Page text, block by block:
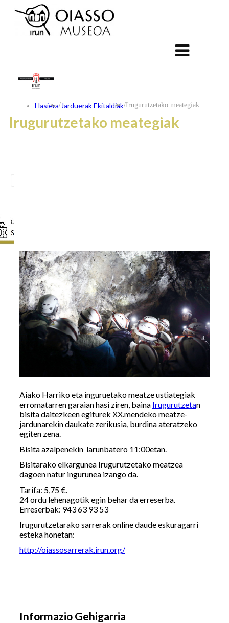
Hasiera/Jarduerak Ekitaldiak/Irugurutzetako meategiak
Irugurutzetako meategiak
Aiako Harriko eta inguruetako meatze ustiategiak
erromatarren garaian hasi ziren, baina Irugurutzetan
bisita daitezkeen egiturek XX.mendeko meatze-
jardunarekin daukate zerikusia, burdina ateratzeko
egiten zena.
Bisita azalpenekin larunbatero 11:00etan.
Bisitarako elkargunea Irugurutzetako meatzea
dagoen natur ingurunea izango da.
Tarifa: 5,75 €.
24 ordu lehenagotik egin behar da erreserba.
Erreserbak: 943 63 93 53
Irugurutzetarako sarrerak online daude eskuragarri
esteka honetan:
http://oiassosarrerak.irun.org/
Informazio Gehigarria